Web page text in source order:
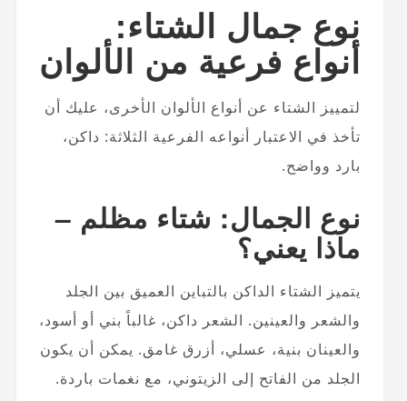
نوع جمال الشتاء:
أنواع فرعية من الألوان
لتمييز الشتاء عن أنواع الألوان الأخرى، عليك أن
تأخذ في الاعتبار أنواعه الفرعية الثلاثة: داكن،
بارد وواضح.
نوع الجمال: شتاء مظلم –
ماذا يعني؟
يتميز الشتاء الداكن بالتباين العميق بين الجلد
والشعر والعينين. الشعر داكن، غالباً بني أو أسود،
والعينان بنية، عسلي، أزرق غامق. يمكن أن يكون
الجلد من الفاتح إلى الزيتوني، مع نغمات باردة.